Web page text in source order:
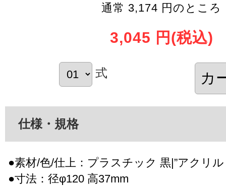
通常 3,174 円のところ
3,045 円 (税込)
式
仕様・規格
●素材/色/仕上：プラスチック 黒|”アクリ
●寸法：径φ120 高37mm